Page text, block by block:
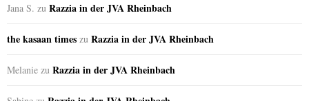
Jana S. zu Razzia in der JVA Rheinbach
the kasaan times zu Razzia in der JVA Rheinbach
Melanie zu Razzia in der JVA Rheinbach